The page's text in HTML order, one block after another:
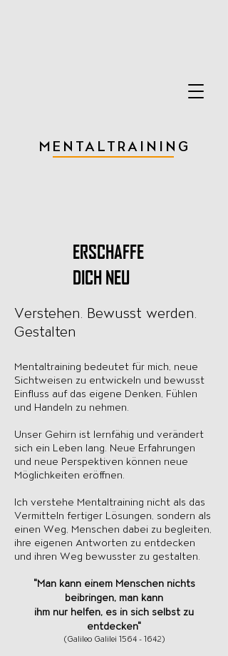
MENTALTRAINING
ERSCHAFFE
DICH NEU
Verstehen. Bewusst werden.
Gestalten
Mentaltraining bedeutet für mich, neue
Sichtweisen zu entwickeln und bewusst
Einfluss auf das eigene Denken, Fühlen
und Handeln zu nehmen.
Unser Gehirn ist lernfähig und verändert
sich ein Leben lang. Neue Erfahrungen
und neue Perspektiven können neue
Möglichkeiten eröffnen.
Ich verstehe Mentaltraining nicht als das
Vermitteln fertiger Lösungen, sondern als
einen Weg, Menschen dabei zu begleiten,
ihre eigenen Antworten zu entdecken
und ihren Weg bewusster zu gestalten.
"Man kann einem Menschen nichts
beibringen, man kann
ihm nur helfen, es in sich selbst zu
entdecken"
(Galileo Galilei 1564 - 1642)